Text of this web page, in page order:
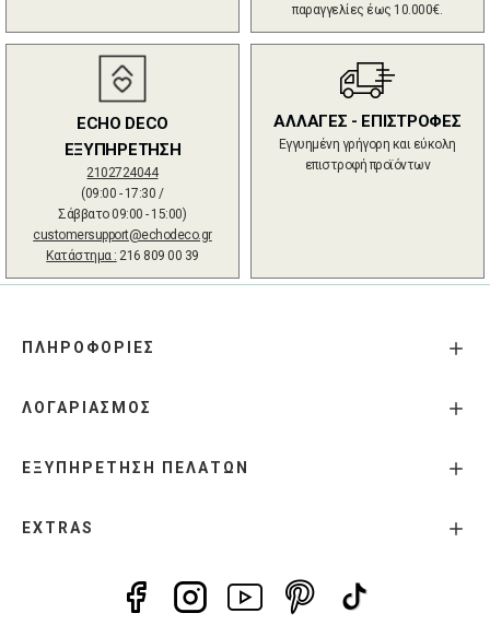
παραγγελίες έως 10.000€.
ECHO DECO
ΕΞΥΠΗΡΕΤΗΣΗ
2102724044
(09:00 - 17:30 /
Σάββατο 09:00 - 15:00)
customersupport@echodeco.gr
Κατάστημα : 216 809 00 39
ΑΛΛΑΓΕΣ - ΕΠΙΣΤΡΟΦΕΣ
Εγγυημένη γρήγορη και εύκολη
επιστροφή προϊόντων
ΠΛΗΡΟΦΟΡΙΕΣ
ΛΟΓΑΡΙΑΣΜΟΣ
ΕΞΥΠΗΡΕΤΗΣΗ ΠΕΛΑΤΩΝ
EXTRAS